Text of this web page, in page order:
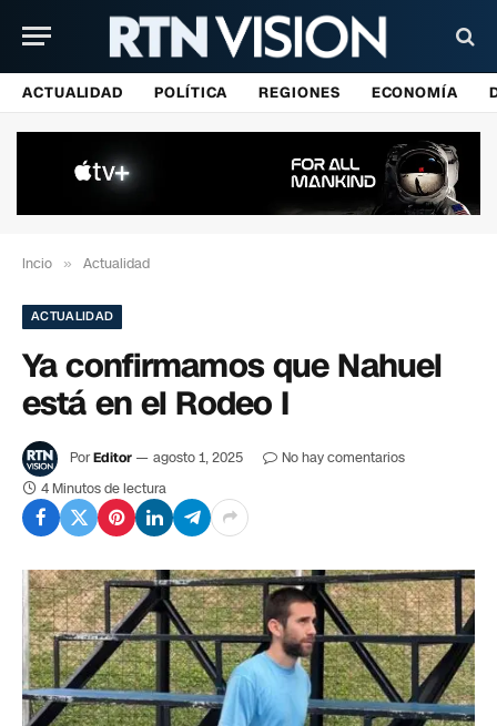
ACTUALIDAD POLÍTICA REGIONES ECONOMÍA
Incio » Actualidad
ACTUALIDAD
Ya confirmamos que Nahuel
está en el Rodeo I
PorEditor agosto 1, 2025
No hay comentarios
4 Minutos de lectura